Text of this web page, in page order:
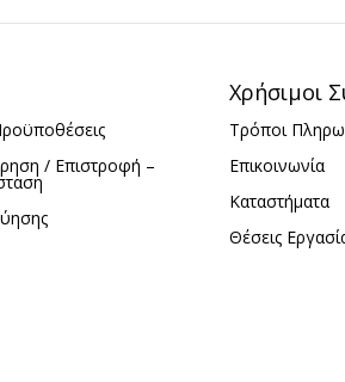
/ Επιστροφή –
Χρήσιμοι
Τρόποι
Επικοινωνία
Καταστήματα
Θέσεις